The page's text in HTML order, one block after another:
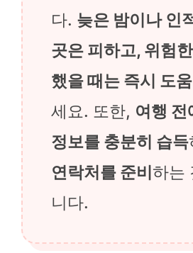
다. 늦은 밤이나 인
곳은 피하고, 위험
했을 때는 즉시 도
세요. 또한, 여행 전
정보를 충분히 습득
연락처를 준비하는
니다.